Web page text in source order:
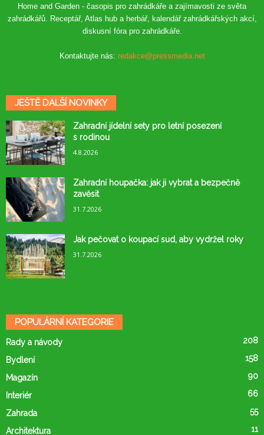
Home and Garden - časopis pro zahrádkáře a zajímavosti ze světa
zahrádkářů. Receptář, Atlas hub a herbář, kalendář zahrádkářských akcí,
diskusní fóra pro zahrádkáře.
Kontaktujte nás: redakce@pressmedia.net
JEŠTĚ DALŠÍ NOVINKY
Zahradní jídelní sety pro letní posezení
s rodinou
4.8.2026
Zahradní houpačka: jak ji vybrat a bezpečně
zavěsit
31.7.2026
Jak pečovat o koupací sud, aby vydržel roky
31.7.2026
POPULÁRNÍ KATEGORIE
Rady a návody 208
Bydlení 158
Magazín 90
Interiér 66
Zahrada 55
Architektura 11